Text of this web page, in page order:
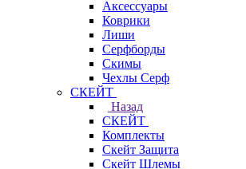
Аксессуары
Коврики
Лиши
Серфборды
Скимы
Чехлы Cерф
СКЕЙТ
Назад
СКЕЙТ
Комплекты
Скейт Защита
Скейт Шлемы